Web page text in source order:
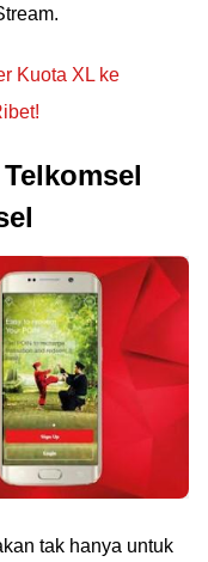
Kuota XL ke
tak hanya untuk